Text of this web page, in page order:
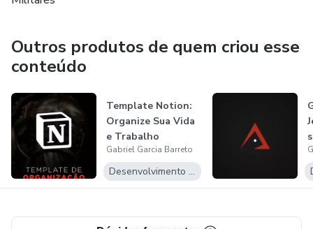
Outros produtos de quem criou esse
conteúdo
Template Notion:
Organize Sua Vida
e Trabalho
Gabriel Garcia Barreto
Desenvolvimento Pessoal